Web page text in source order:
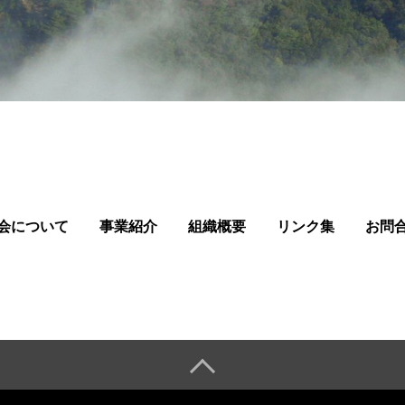
について 事業紹介 組織概要 リンク集 お問